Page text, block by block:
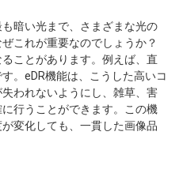
暗い光まで、さまざまな光の
これが重要なのでしょうか？
ことがあります。例えば、直
。eDR機能は、こうした高いコ
われないようにし、雑草、害
行うことができます。この機
変化しても、一貫した画像品